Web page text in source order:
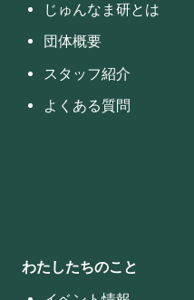
じゅんなま研とは
団体概要
スタッフ紹介
よくある質問
わたしたちのこと